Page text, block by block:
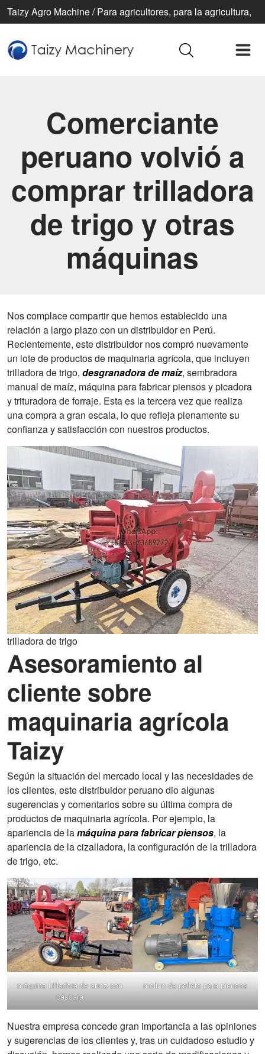
Taizy Agro Machine / Para agricultores, para la agricultura,
Comerciante
peruano volvió a
comprar trilladora
de trigo y otras
máquinas
Nos complace compartir que hemos establecido una
relación a largo plazo con un distribuidor en Perú.
Recientemente, este distribuidor nos compró nuevamente
un lote de productos de maquinaria agrícola, que incluyen
trilladora de trigo, desgranadora de maíz, sembradora
manual de maíz, máquina para fabricar piensos y picadora
y trituradora de forraje. Esta es la tercera vez que realiza
una compra a gran escala, lo que refleja plenamente su
confianza y satisfacción con nuestros productos.
trilladora de trigo
Asesoramiento al
cliente sobre
maquinaria agrícola
Taizy
Según la situación del mercado local y las necesidades de
los clientes, este distribuidor peruano dio algunas
sugerencias y comentarios sobre su última compra de
productos de maquinaria agrícola. Por ejemplo, la
apariencia de lamáquina para fabricar piensos, la
apariencia de la cizalladora, la configuración de la trilladora
de trigo, etc.
máquina trilladora de arroz con
cáscara
molino de pellets para piensos
Nuestra empresa concede gran importancia a las opiniones
y sugerencias de los clientes y, tras un cuidadoso estudio y